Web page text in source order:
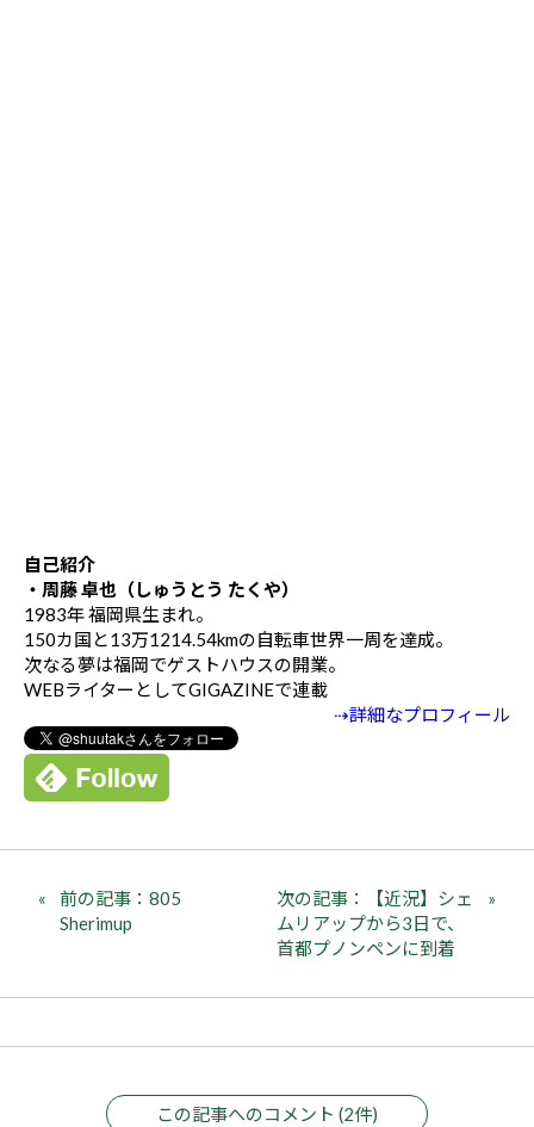
自己紹介
・周藤 卓也（しゅうとう たくや）
1983年 福岡県生まれ。
150カ国と13万1214.54kmの自転車世界一周を達成。
次なる夢は福岡でゲストハウスの開業。
WEBライターとしてGIGAZINEで連載
⇢詳細なプロフィール
前の記事：805
Sherimup
次の記事：【近況】シェ
ムリアップから3日で、
首都プノンペンに到着
この記事へのコメント (2件)